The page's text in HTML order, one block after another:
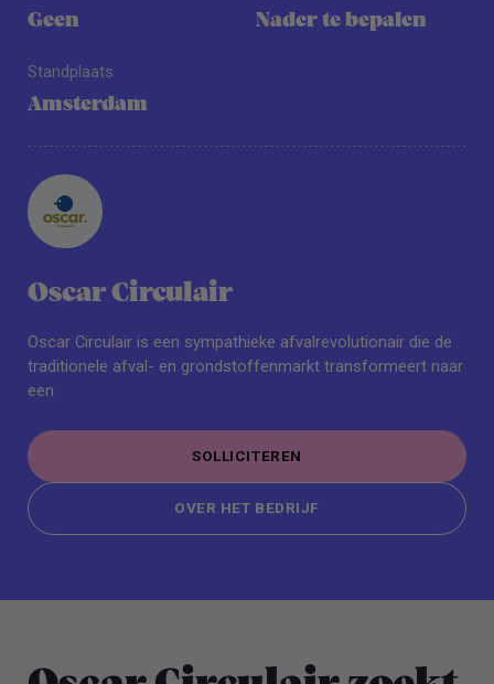
Geen
Standplaats
Amsterdam
Nader te bepalen
Oscar Circulair
Oscar Circulair is een sympathieke afvalrevolutionair die de
traditionele afval- en grondstoffenmarkt transformeert naar
een
SOLLICITEREN
SOLLICITEREN
OVER HET BEDRIJF